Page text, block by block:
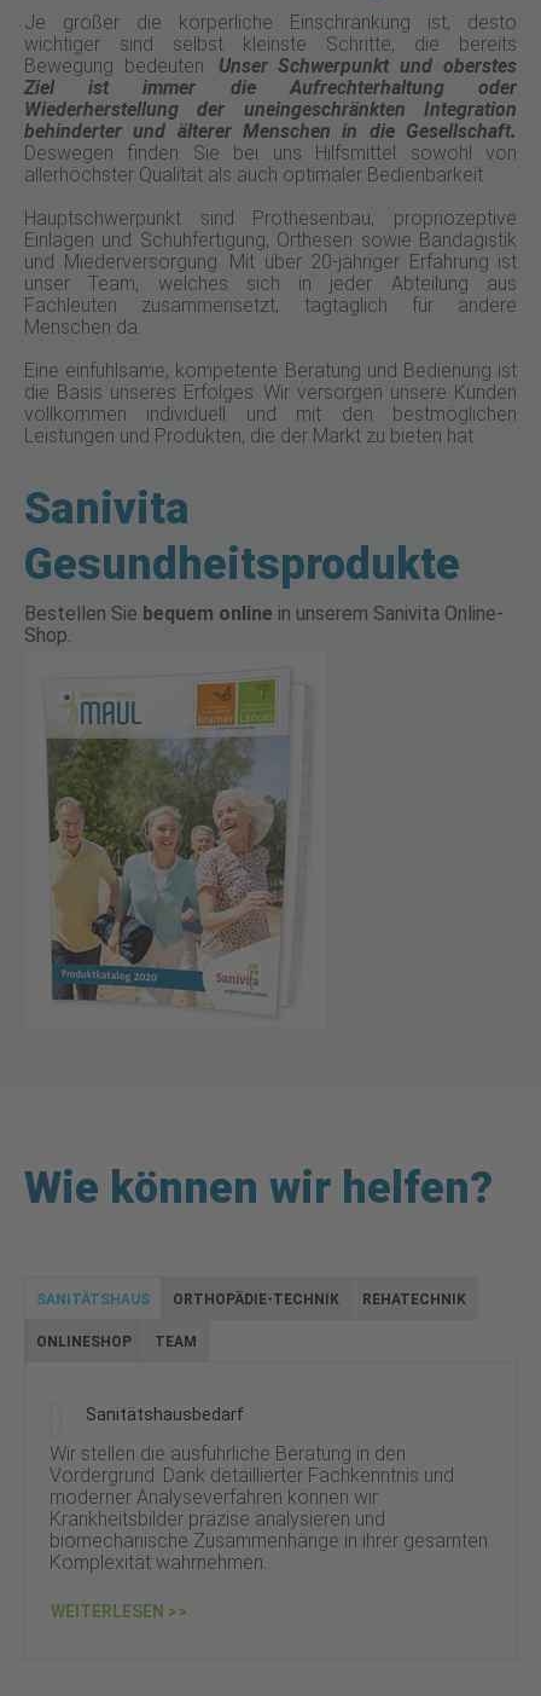
Je größer die körperliche Einschränkung ist, desto
wichtiger sind selbst kleinste Schritte, die bereits
Bewegung bedeuten. Unser Schwerpunkt und oberstes
Ziel ist immer die Aufrechterhaltung oder
Wiederherstellung der uneingeschränkten Integration
behinderter und älterer Menschen in die Gesellschaft.
Deswegen finden Sie bei uns Hilfsmittel sowohl von
allerhöchster Qualität als auch optimaler Bedienbarkeit.
Hauptschwerpunkt sind Prothesenbau, propriozeptive
Einlagen und Schuhfertigung, Orthesen sowie Bandagistik
und Miederversorgung. Mit über 20-jähriger Erfahrung ist
unser Team, welches sich in jeder Abteilung aus
Fachleuten zusammensetzt, tagtäglich für andere
Menschen da.
Eine einfühlsame, kompetente Beratung und Bedienung ist
die Basis unseres Erfolges. Wir versorgen unsere Kunden
vollkommen individuell und mit den bestmöglichen
Leistungen und Produkten, die der Markt zu bieten hat.
Sanivita
Gesundheitsprodukte
Bestellen Sie bequem online in unserem Sanivita Online-
Shop.
Wie können wir helfen?
SANITÄTSHAUS ORTHOPÄDIE-TECHNIK REHATECHNIK
ONLINESHOP TEAM
Sanitätshausbedarf
Wir stellen die ausführliche Beratung in den
Vordergrund. Dank detaillierter Fachkenntnis und
moderner Analyseverfahren können wir
Krankheitsbilder präzise analysieren und
biomechanische Zusammenhänge in ihrer gesamten
Komplexität wahrnehmen.
WEITERLESEN >>